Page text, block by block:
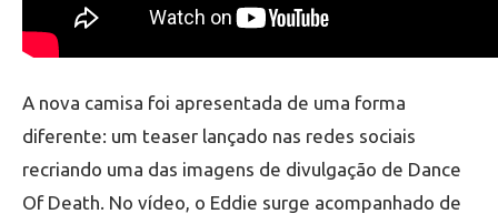
A nova camisa foi apresentada de uma forma
diferente: um teaser lançado nas redes sociais
recriando uma das imagens de divulgação de Dance
Of Death. No vídeo, o Eddie surge acompanhado de